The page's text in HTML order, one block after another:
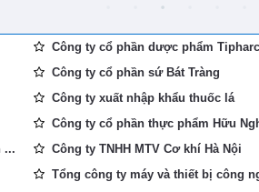
...
Công ty cổ phần dược phẩm
Công ty cổ phần sứ Bát Tràng
Công ty xuất nhập khẩu thuốc lá
Công ty cổ phần thực phẩm Hữu
Công ty TNHH MTV Cơ khí Hà Nội
Tổng công ty máy và thiết bị công